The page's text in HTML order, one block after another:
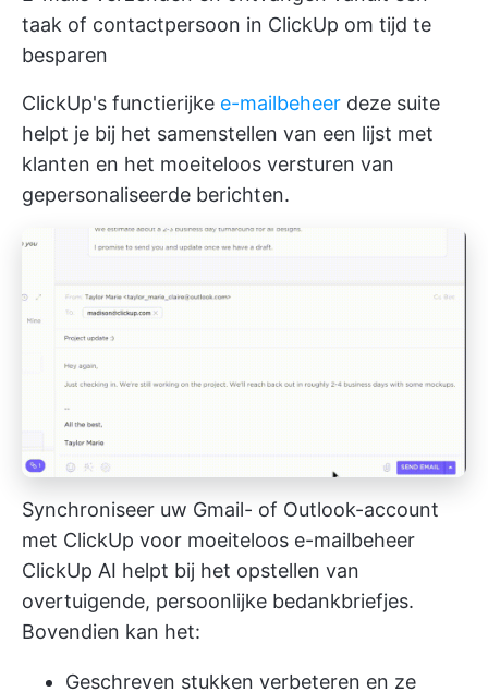
taak of contactpersoon in ClickUp om tijd te
besparen
ClickUp's functierijke e-mailbeheer deze suite
helpt je bij het samenstellen van een lijst met
klanten en het moeiteloos versturen van
gepersonaliseerde berichten.
Synchroniseer uw Gmail- of Outlook-account
met ClickUp voor moeiteloos e-mailbeheer
ClickUp AI helpt bij het opstellen van
overtuigende, persoonlijke bedankbriefjes.
Bovendien kan het:
Geschreven stukken verbeteren en ze